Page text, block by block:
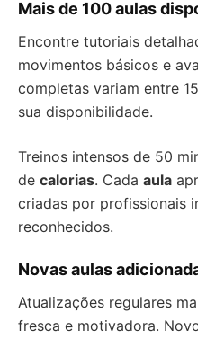
Mais de 100 aulas
Encontre tutoriais
movimentos básicos e
completas variam entre
sua disponibilidade.
Treinos intensos de 50
de calorias. Cada aula
criadas por profissionais
reconhecidos.
Novas aulas
Atualizações regulares
fresca e motivadora.